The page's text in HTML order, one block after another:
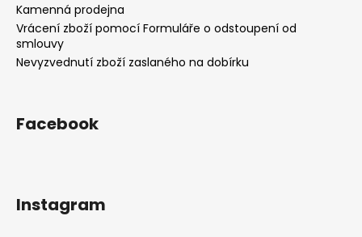
Kamenná prodejna
Vrácení zboží pomocí Formuláře o odstoupení od
smlouvy
Nevyzvednutí zboží zaslaného na dobírku
Facebook
Instagram